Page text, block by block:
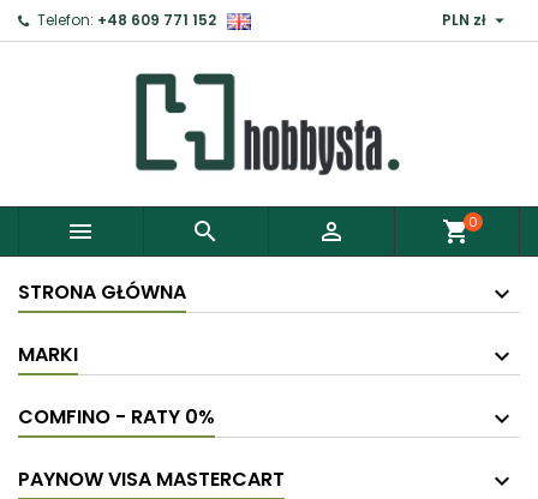
Telefon: +48 609 771 152 PLN zł 
   shopping_cart0
STRONA GŁÓWNA
MARKI
COMFINO - RATY 0%
PAYNOW VISA MASTERCART
Zaloguj ×
Aby zapisać produkty do Schowka, musisz się
Anuluj Zaloguj